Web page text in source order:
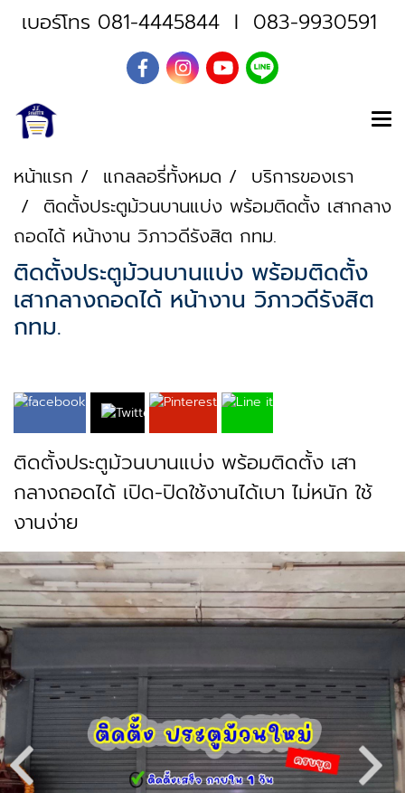
เบอร์โทร 081-4445844I 083-9930591
หน้าแรก แกลลอรี่ทั้งหมด
บริการของเรา
ติดตั้งประตูม้วนบานแบ่ง พร้อมติดตั้ง เสากลาง
ถอดได้ หน้างาน วิภาวดีรังสิต กทม.
ติดตั้งประตูม้วนบานแบ่ง พร้อมติดตั้ง
เสากลางถอดได้ หน้างาน วิภาวดีรังสิต
กทม.
ติดตั้งประตูม้วนบานแบ่ง พร้อมติดตั้ง เสา
กลางถอดได้ เปิด-ปิดใช้งานได้เบา ไม่หนัก ใช้
งานง่าย